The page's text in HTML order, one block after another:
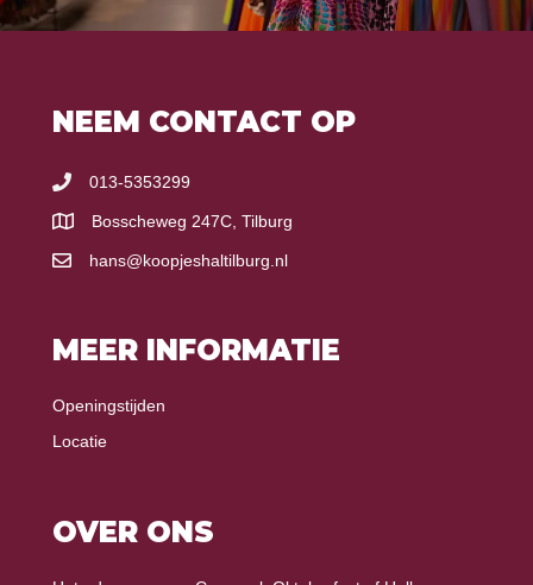
NEEM CONTACT OP
013-5353299
Bosscheweg 247C, Tilburg
hans@koopjeshaltilburg.nl
MEER INFORMATIE
Openingstijden
Locatie
OVER ONS